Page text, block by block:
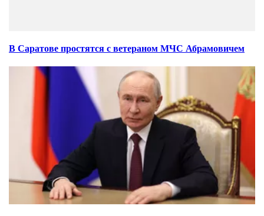
В Саратове простятся с ветераном МЧС Абрамовичем